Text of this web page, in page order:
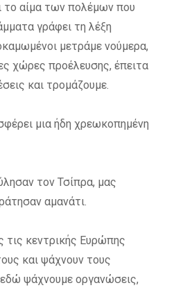
αίμα των πολέμων που
γράφει τη λέξη
μετράμε νούμερα,
χώρες προέλευσης, έπειτα
και τρομάζουμε.
μια ήδη χρεωκοπημένη
τον Τσίπρα, μας
αμανάτι.
κεντρικής Ευρώπης
και ψάχνουν τους
ψάχνουμε οργανώσεις,